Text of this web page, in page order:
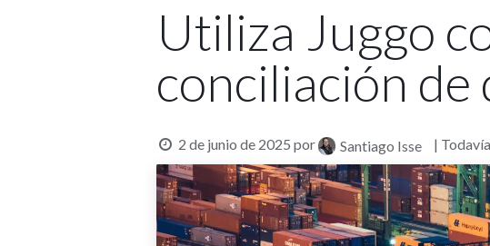
Utiliza Juggo
conciliación de
2 de junio de 2025 por Santiago Isse |